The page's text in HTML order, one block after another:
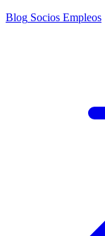
Blog Socios Empleos